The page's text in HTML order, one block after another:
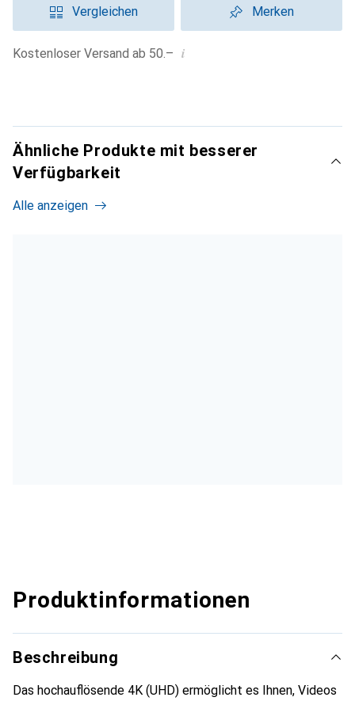
Vergleichen Merken
Kostenloser Versand ab 50.– i
Ähnliche Produkte mit besserer
Verfügbarkeit
Alle anzeigen
Produktinformationen
Beschreibung
Das hochauflösende 4K (UHD) ermöglicht es Ihnen, Videos